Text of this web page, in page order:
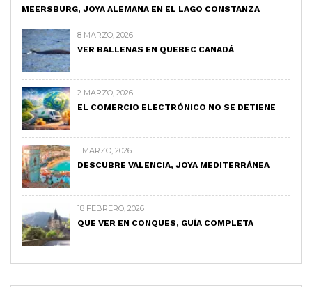
MEERSBURG, JOYA ALEMANA EN EL LAGO CONSTANZA
8 MARZO, 2026
VER BALLENAS EN QUEBEC CANADÁ
2 MARZO, 2026
EL COMERCIO ELECTRÓNICO NO SE DETIENE
1 MARZO, 2026
DESCUBRE VALENCIA, JOYA MEDITERRÁNEA
18 FEBRERO, 2026
QUE VER EN CONQUES, GUÍA COMPLETA